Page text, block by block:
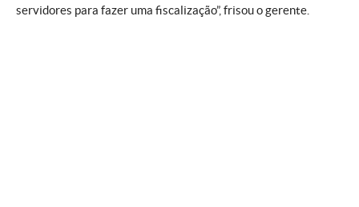
servidores para fazer uma fiscalização”, frisou o gerente.